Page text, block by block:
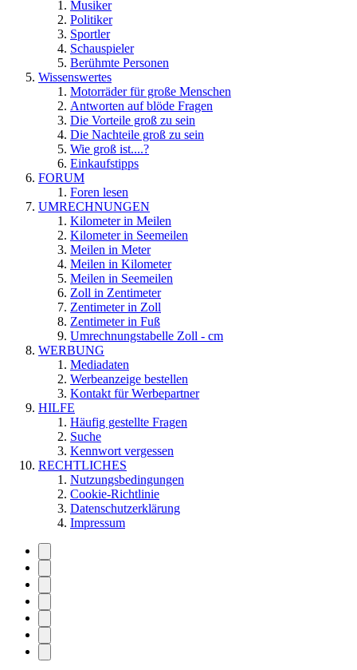
Musiker
Politiker
Sportler
Schauspieler
Berühmte Personen
Wissenswertes
Motorräder für große Menschen
Antworten auf blöde Fragen
Die Vorteile groß zu sein
Die Nachteile groß zu sein
Wie groß ist....?
Einkaufstipps
FORUM
Foren lesen
UMRECHNUNGEN
Kilometer in Meilen
Kilometer in Seemeilen
Meilen in Meter
Meilen in Kilometer
Meilen in Seemeilen
Zoll in Zentimeter
Zentimeter in Zoll
Zentimeter in Fuß
Umrechnungstabelle Zoll - cm
WERBUNG
Mediadaten
Werbeanzeige bestellen
Kontakt für Werbepartner
HILFE
Häufig gestellte Fragen
Suche
Kennwort vergessen
RECHTLICHES
Nutzungsbedingungen
Cookie-Richtlinie
Datenschutzerklärung
Impressum